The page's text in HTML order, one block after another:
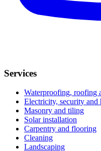
Services
Waterproofing, roofing
Electricity, security and
Masonry and tiling
Solar installation
Carpentry and flooring
Cleaning
Landscaping